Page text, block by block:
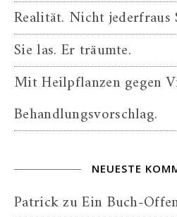
Realität. Nicht jederfraus
Sie las. Er träumte.
Mit Heilpflanzen gegen
Behandlungsvorschlag.
NEUESTE
PatrickzuEin Buch-